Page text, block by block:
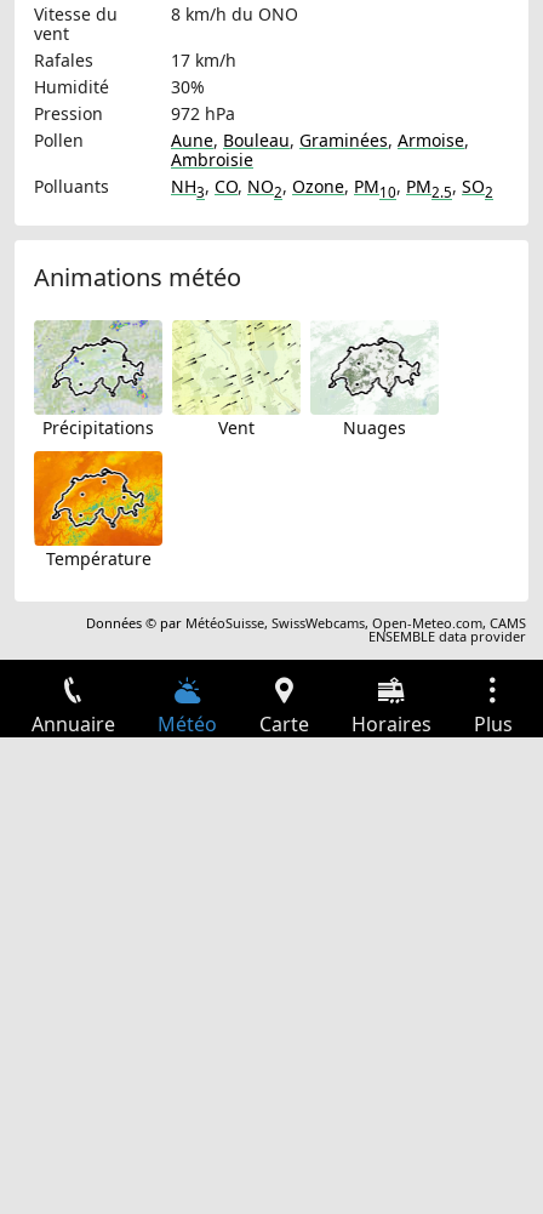
Vitesse du
vent
8 km/h du ONO
Rafales
17 km/h
Humidité
30%
Pression
972 hPa
Pollen
Aune, Bouleau, Graminées, Armoise,
Ambroisie
Polluants
NH3, CO, NO2, Ozone, PM10, PM2.5, SO2
Animations météo
Précipitations Vent Nuages
Température
Données © par MétéoSuisse,SwissWebcams,Open-Meteo.com,CAMS
ENSEMBLE data provider
Annuaire Météo Carte Horaires Plus